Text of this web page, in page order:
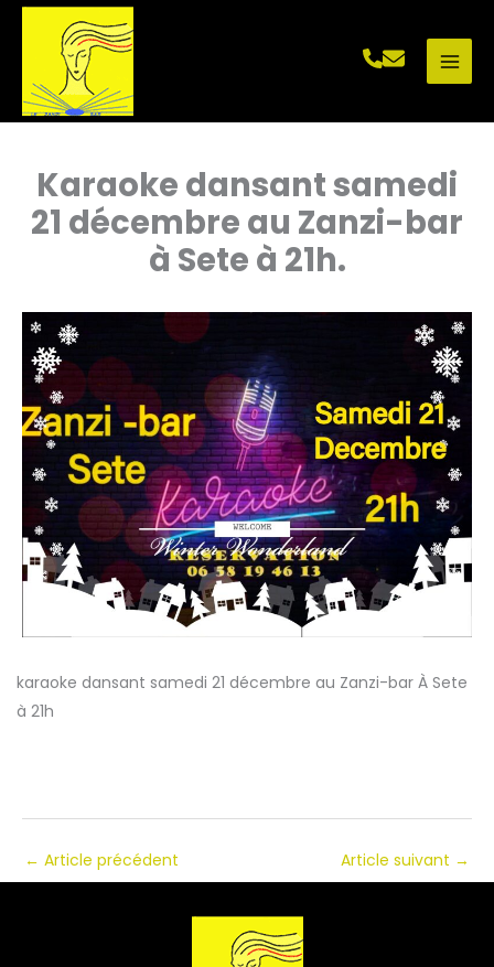
Aller
Karaoke dansant samedi
21 décembre au Zanzi-bar
à Sete à 21h.
karaoke dansant samedi 21 décembre au Zanzi-bar À Sete
à 21h
← Article précédent Article suivant →